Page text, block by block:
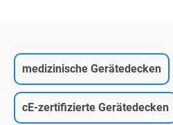
medizinische Gerätedecken
cE-zertifizierte Gerätedecken